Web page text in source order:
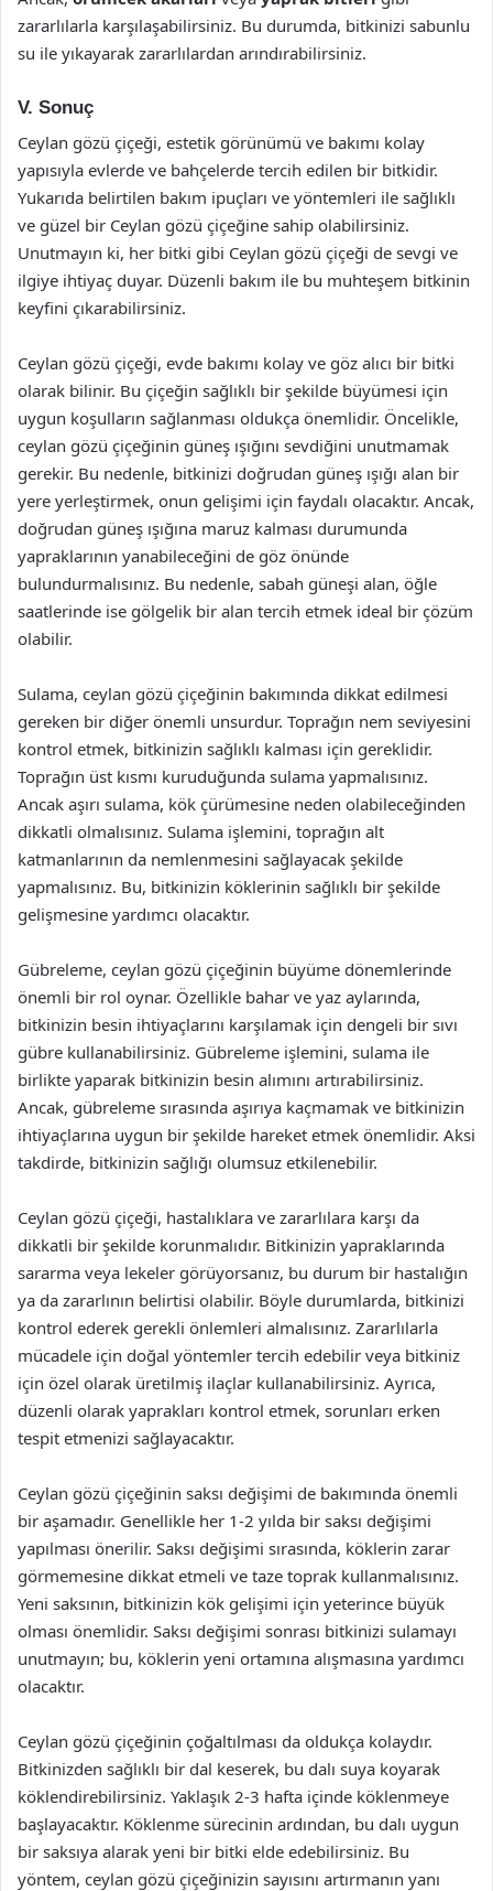
zararlılarla karşılaşabilirsiniz. Bu durumda, bitkinizi sabunlu
su ile yıkayarak zararlılardan arındırabilirsiniz.
V. Sonuç
Ceylan gözü çiçeği, estetik görünümü ve bakımı kolay
yapısıyla evlerde ve bahçelerde tercih edilen bir bitkidir.
Yukarıda belirtilen bakım ipuçları ve yöntemleri ile sağlıklı
ve güzel bir Ceylan gözü çiçeğine sahip olabilirsiniz.
Unutmayın ki, her bitki gibi Ceylan gözü çiçeği de sevgi ve
ilgiye ihtiyaç duyar. Düzenli bakım ile bu muhteşem bitkinin
keyfini çıkarabilirsiniz.
Ceylan gözü çiçeği, evde bakımı kolay ve göz alıcı bir bitki
olarak bilinir. Bu çiçeğin sağlıklı bir şekilde büyümesi için
uygun koşulların sağlanması oldukça önemlidir. Öncelikle,
ceylan gözü çiçeğinin güneş ışığını sevdiğini unutmamak
gerekir. Bu nedenle, bitkinizi doğrudan güneş ışığı alan bir
yere yerleştirmek, onun gelişimi için faydalı olacaktır. Ancak,
doğrudan güneş ışığına maruz kalması durumunda
yapraklarının yanabileceğini de göz önünde
bulundurmalısınız. Bu nedenle, sabah güneşi alan, öğle
saatlerinde ise gölgelik bir alan tercih etmek ideal bir çözüm
olabilir.
Sulama, ceylan gözü çiçeğinin bakımında dikkat edilmesi
gereken bir diğer önemli unsurdur. Toprağın nem seviyesini
kontrol etmek, bitkinizin sağlıklı kalması için gereklidir.
Toprağın üst kısmı kuruduğunda sulama yapmalısınız.
Ancak aşırı sulama, kök çürümesine neden olabileceğinden
dikkatli olmalısınız. Sulama işlemini, toprağın alt
katmanlarının da nemlenmesini sağlayacak şekilde
yapmalısınız. Bu, bitkinizin köklerinin sağlıklı bir şekilde
gelişmesine yardımcı olacaktır.
Gübreleme, ceylan gözü çiçeğinin büyüme dönemlerinde
önemli bir rol oynar. Özellikle bahar ve yaz aylarında,
bitkinizin besin ihtiyaçlarını karşılamak için dengeli bir sıvı
gübre kullanabilirsiniz. Gübreleme işlemini, sulama ile
birlikte yaparak bitkinizin besin alımını artırabilirsiniz.
Ancak, gübreleme sırasında aşırıya kaçmamak ve bitkinizin
ihtiyaçlarına uygun bir şekilde hareket etmek önemlidir. Aksi
takdirde, bitkinizin sağlığı olumsuz etkilenebilir.
Ceylan gözü çiçeği, hastalıklara ve zararlılara karşı da
dikkatli bir şekilde korunmalıdır. Bitkinizin yapraklarında
sararma veya lekeler görüyorsanız, bu durum bir hastalığın
ya da zararlının belirtisi olabilir. Böyle durumlarda, bitkinizi
kontrol ederek gerekli önlemleri almalısınız. Zararlılarla
mücadele için doğal yöntemler tercih edebilir veya bitkiniz
için özel olarak üretilmiş ilaçlar kullanabilirsiniz. Ayrıca,
düzenli olarak yaprakları kontrol etmek, sorunları erken
tespit etmenizi sağlayacaktır.
Ceylan gözü çiçeğinin saksı değişimi de bakımında önemli
bir aşamadır. Genellikle her 1-2 yılda bir saksı değişimi
yapılması önerilir. Saksı değişimi sırasında, köklerin zarar
görmemesine dikkat etmeli ve taze toprak kullanmalısınız.
Yeni saksının, bitkinizin kök gelişimi için yeterince büyük
olması önemlidir. Saksı değişimi sonrası bitkinizi sulamayı
unutmayın; bu, köklerin yeni ortamına alışmasına yardımcı
olacaktır.
Ceylan gözü çiçeğinin çoğaltılması da oldukça kolaydır.
Bitkinizden sağlıklı bir dal keserek, bu dalı suya koyarak
köklendirebilirsiniz. Yaklaşık 2-3 hafta içinde köklenmeye
başlayacaktır. Köklenme sürecinin ardından, bu dalı uygun
bir saksıya alarak yeni bir bitki elde edebilirsiniz. Bu
yöntem, ceylan gözü çiçeğinizin sayısını artırmanın yanı